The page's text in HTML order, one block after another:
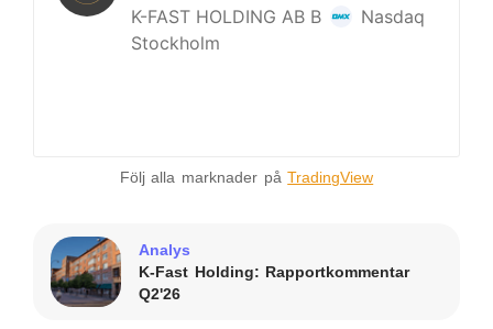
Följ alla marknader påTradingView
Analys
K-Fast Holding: Rapportkommentar
Q2'26